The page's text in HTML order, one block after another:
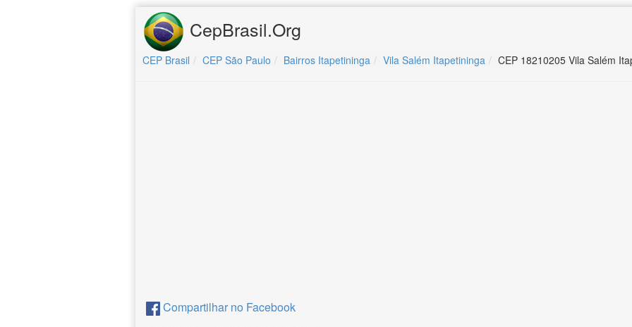
CepBrasil.Org
CEP Brasil CEP São Paulo Bairros Itapetininga Vila Salém Itapetininga CEP 18210205 Vila Salém
Compartilhar no Facebook